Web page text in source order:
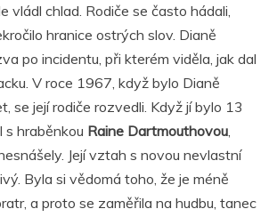
vládl chlad. Rodiče se často hádali,
hranice ostrých slov. Dianě
po incidentu, při kterém viděla, jak dal
V roce 1967, když bylo Dianě
se její rodiče rozvedli. Když jí bylo 13
s hraběnkou Raine Dartmouthovou
Její vztah s novou nevlastní
Byla si vědomá toho, že je méně
a proto se zaměřila na hudbu, tanec